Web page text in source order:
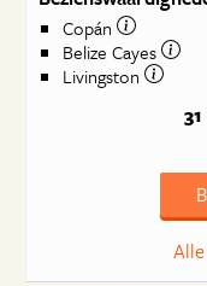
Copán
Belize Cayes
Livingston